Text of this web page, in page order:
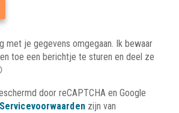
met je gegevens omgegaan. Ik bewaar
toe een berichtje te sturen en deel ze
door reCAPTCHA en Google
Servicevoorwaardenzijn van